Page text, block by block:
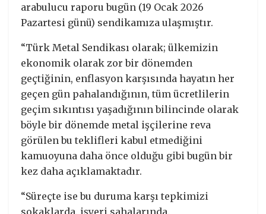
arabulucu raporu bugün (19 Ocak 2026
Pazartesi günü) sendikamıza ulaşmıştır.
“Türk Metal Sendikası olarak; ülkemizin
ekonomik olarak zor bir dönemden
geçtiğinin, enflasyon karşısında hayatın her
geçen gün pahalandığının, tüm ücretlilerin
geçim sıkıntısı yaşadığının bilincinde olarak
böyle bir dönemde metal işçilerine reva
görülen bu teklifleri kabul etmediğini
kamuoyuna daha önce olduğu gibi bugün bir
kez daha açıklamaktadır.
“Süreçte ise bu duruma karşı tepkimizi
sokaklarda, işyeri sahalarında,